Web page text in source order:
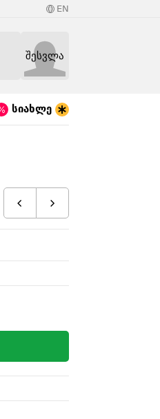
EN
შესვლა
სიახლე